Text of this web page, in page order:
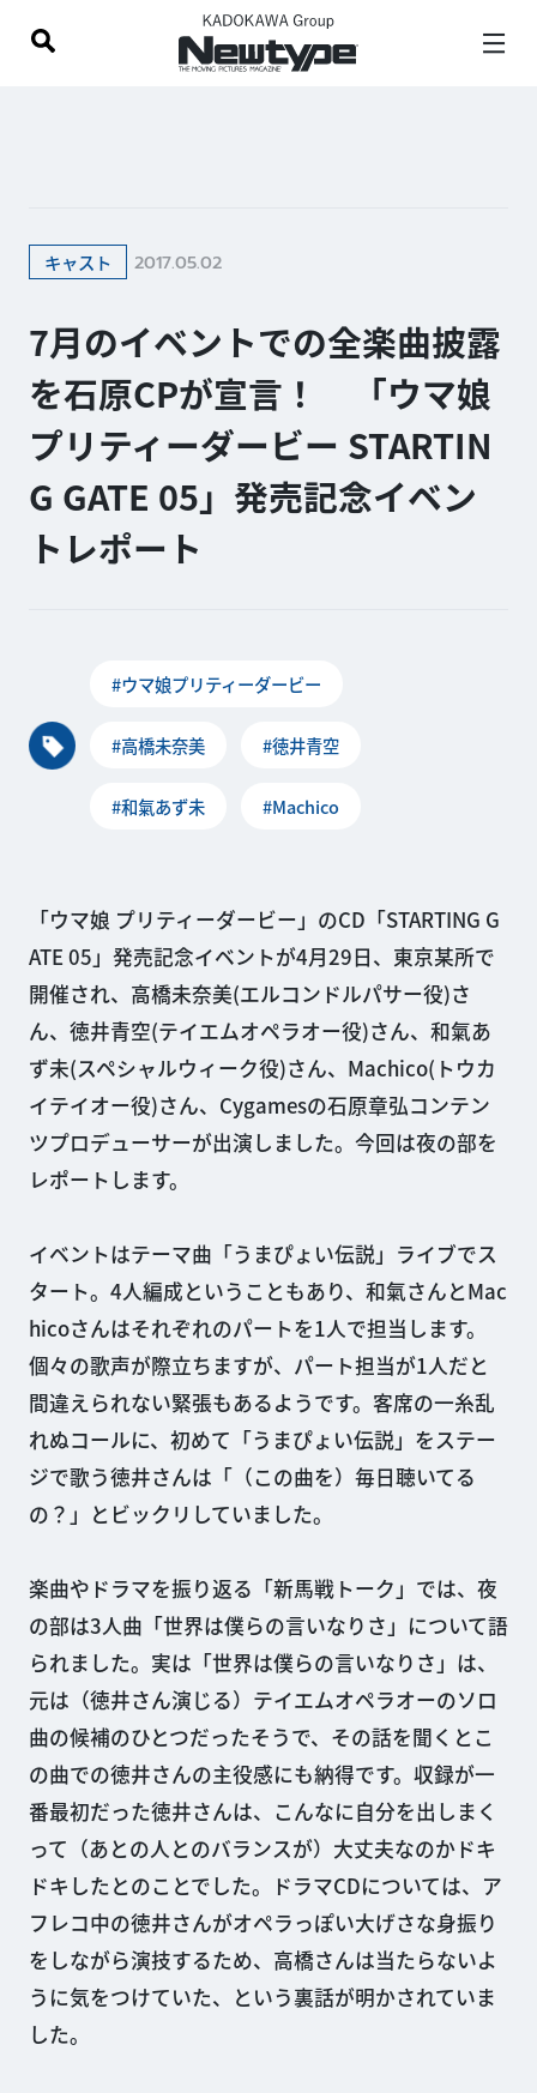
キャスト 2017.05.02
7月のイベントでの全楽曲披露
を石原CPが宣言！ 「ウマ娘
プリティーダービー STARTIN
G GATE 05」発売記念イベン
トレポート
#ウマ娘プリティーダービー
#高橋未奈美 #徳井青空
#和氣あず未 #Machico
「ウマ娘 プリティーダービー」のCD「STARTING G
ATE 05」発売記念イベントが4月29日、東京某所で
開催され、高橋未奈美(エルコンドルパサー役)さ
ん、徳井青空(テイエムオペラオー役)さん、和氣あ
ず未(スペシャルウィーク役)さん、Machico(トウカ
イテイオー役)さん、Cygamesの石原章弘コンテン
ツプロデューサーが出演しました。今回は夜の部を
レポートします。
イベントはテーマ曲「うまぴょい伝説」ライブでス
タート。4人編成ということもあり、和氣さんとMac
hicoさんはそれぞれのパートを1人で担当します。
個々の歌声が際立ちますが、パート担当が1人だと
間違えられない緊張もあるようです。客席の一糸乱
れぬコールに、初めて「うまぴょい伝説」をステー
ジで歌う徳井さんは「（この曲を）毎日聴いてる
の？」とビックリしていました。
楽曲やドラマを振り返る「新馬戦トーク」では、夜
の部は3人曲「世界は僕らの言いなりさ」について語
られました。実は「世界は僕らの言いなりさ」は、
元は（徳井さん演じる）テイエムオペラオーのソロ
曲の候補のひとつだったそうで、その話を聞くとこ
の曲での徳井さんの主役感にも納得です。収録が一
番最初だった徳井さんは、こんなに自分を出しまく
って（あとの人とのバランスが）大丈夫なのかドキ
ドキしたとのことでした。ドラマCDについては、ア
フレコ中の徳井さんがオペラっぽい大げさな身振り
をしながら演技するため、高橋さんは当たらないよ
うに気をつけていた、という裏話が明かされていま
した。